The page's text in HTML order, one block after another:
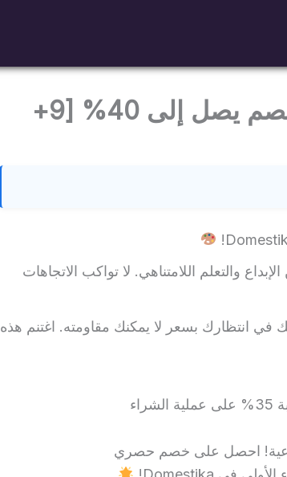
كود خصم Domestika 2026: خصم يصل إلى 40% [9+
والتعلم اللامتناهي. لا تواكب الاتجاهات
في انتظارك بسعر لا يمكنك مقاومته. اغتنم هذه
احصل على خصم حصري بنسبة 35% على عملية الشراء
احصل على خصم حصري